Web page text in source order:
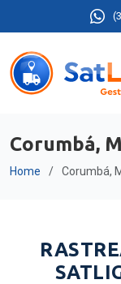
Corumbá,
Home Corumbá,